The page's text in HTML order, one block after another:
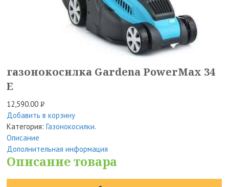
газонокосилка Gardena PowerMax 34
E
12,590.00Р
УБ.
Добавить в корзину
Категория:Газонокосилки.
Описание
Дополнительная информация
Описание товара